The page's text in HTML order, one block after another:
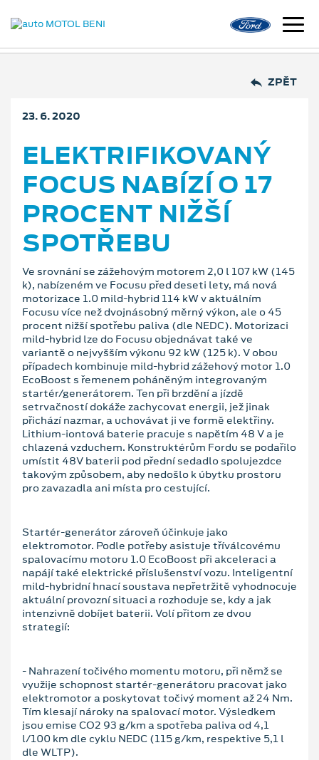
ZPĚT
23. 6. 2020
ELEKTRIFIKOVANÝ
FOCUS NABÍZÍ O 17
PROCENT NIŽŠÍ
SPOTŘEBU
Ve srovnání se zážehovým motorem 2,0 l 107 kW (145
k), nabízeném ve Focusu před deseti lety, má nová
motorizace 1.0 mild-hybrid 114 kW v aktuálním
Focusu více než dvojnásobný měrný výkon, ale o 45
procent nižší spotřebu paliva (dle NEDC). Motorizaci
mild-hybrid lze do Focusu objednávat také ve
variantě o nejvyšším výkonu 92 kW (125 k). V obou
případech kombinuje mild-hybrid zážehový motor 1.0
EcoBoost s řemenem poháněným integrovaným
startér/generátorem. Ten při brzdění a jízdě
setrvačností dokáže zachycovat energii, jež jinak
přichází nazmar, a uchovávat ji ve formě elektřiny.
Lithium-iontová baterie pracuje s napětím 48 V a je
chlazená vzduchem. Konstruktérům Fordu se podařilo
umístit 48V baterii pod přední sedadlo spolujezdce
takovým způsobem, aby nedošlo k úbytku prostoru
pro zavazadla ani místa pro cestující.
Startér-generátor zároveň účinkuje jako
elektromotor. Podle potřeby asistuje tříválcovému
spalovacímu motoru 1.0 EcoBoost při akceleraci a
napájí také elektrické příslušenství vozu. Inteligentní
mild-hybridní hnací soustava nepřetržitě vyhodnocuje
aktuální provozní situaci a rozhoduje se, kdy a jak
intenzivně dobíjet baterii. Volí přitom ze dvou
strategií:
- Nahrazení točivého momentu motoru, při němž se
využije schopnost startér-generátoru pracovat jako
elektromotor a poskytovat točivý moment až 24 Nm.
Tím klesají nároky na spalovací motor. Výsledkem
jsou emise CO2 93 g/km a spotřeba paliva od 4,1
l/100 km dle cyklu NEDC (115 g/km, respektive 5,1 l
dle WLTP).